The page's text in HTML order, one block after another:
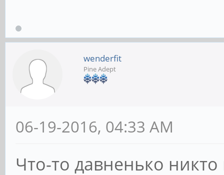
wenderfit
Pine Adept
06-19-2016, 04:33 AM
Что-то давненько